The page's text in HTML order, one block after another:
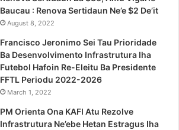
Baucau : Renova Sertidaun Ne’e $2 De’it
August 8, 2022
Francisco Jeronimo Sei Tau Prioridade
Ba Desenvolvimento Infrastrutura Iha
Futebol Hafoin Re-Eleitu Ba Presidente
FFTL Periodu 2022-2026
March 1, 2022
PM Orienta Ona KAFI Atu Rezolve
Infrastrutura Ne’ebe Hetan Estragus Iha